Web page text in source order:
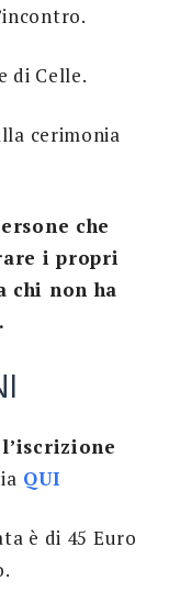
di Celle.
cerimonia
che
i propri
chi non ha
QUI
è di 45 Euro